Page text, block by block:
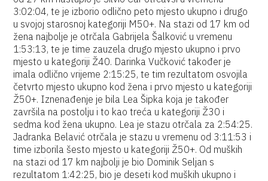
3:02:04, te je izborio odlično peto mjesto ukupno i drugo
u svojoj starosnoj kategoriji M50+. Na stazi od 17 km od
žena najbolje je otrčala Gabrijela Šalković u vremenu
1:53:13, te je time zauzela drugo mjesto ukupno i prvo
mjesto u kategoriji Ž40. Darinka Vučković također je
imala odlično vrijeme 2:15:25, te tim rezultatom osvojila
četvrto mjesto ukupno kod žena i prvo mjesto u kategoriji
Ž50+. Iznenađenje je bila Lea Šipka koja je također
završila na postolju i to kao treća u kategoriji Ž30 i
sedma kod žena ukupno. Lea je stazu otrčala za 2:54:25.
Jadranka Belavić otrčala je stazu u vremenu od 3:11:53 i
time izborila šesto mjesto u kategoriji Ž50+. Od muških
na stazi od 17 km najbolji je bio Dominik Seljan s
rezultatom 1:42:25, bio je deseti kod muških ukupno i